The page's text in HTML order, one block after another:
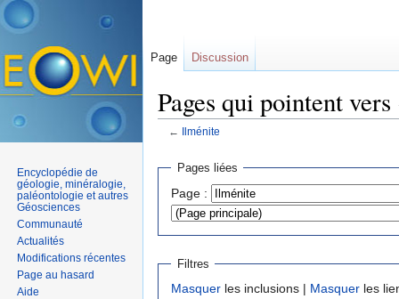
Pages qui pointent
← Ilménite
Pages liées
Page :
Filtres
Masquer les inclusions | Masquer les
Page Discussion
Encyclopédie de
géologie, minéralogie,
paléontologie et autres
Géosciences
Communauté
Actualités
Modifications récentes
Page au hasard
Aide